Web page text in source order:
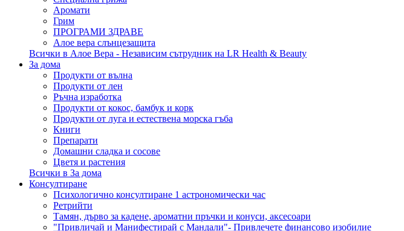
Аромати
Грим
ПРОГРАМИ ЗДРАВЕ
Алое вера слънцезащита
Всички в Алое Вера - Независим сътрудник на LR Health & Beauty
За дома
Продукти от вълна
Продукти от лен
Ръчна изработка
Продукти от кокос, бамбук и корк
Продукти от луга и естествена морска гъба
Книги
Препарати
Домашни сладка и сосове
Цветя и растения
Всички в За дома
Консултиране
Психологично консултиране 1 астрономически час
Ретрийти
Тамян, дърво за кадене, ароматни пръчки и конуси, аксесоари
"Привличай и Манифестирай с Мандали"- Привлечете финансово изобилие